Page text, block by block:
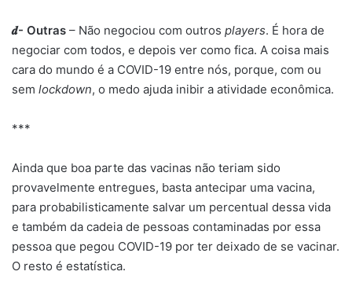
𝒅- Outras – Não negociou com outros players. É hora de
negociar com todos, e depois ver como fica. A coisa mais
cara do mundo é a COVID-19 entre nós, porque, com ou
sem lockdown, o medo ajuda inibir a atividade econômica.
***
Ainda que boa parte das vacinas não teriam sido
provavelmente entregues, basta antecipar uma vacina,
para probabilisticamente salvar um percentual dessa vida
e também da cadeia de pessoas contaminadas por essa
pessoa que pegou COVID-19 por ter deixado de se vacinar.
O resto é estatística.